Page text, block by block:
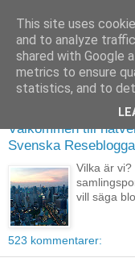
Välkommen till
Svenska
Vilka är
vill säga
523 kommentarer:
This site uses
and to analyze
shared with Google
metrics to ensure
statistics, and to